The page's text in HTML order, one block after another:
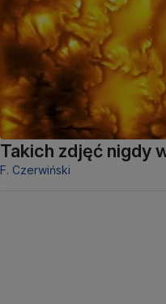
Takich zdjęć nigdy
F. Czerwiński